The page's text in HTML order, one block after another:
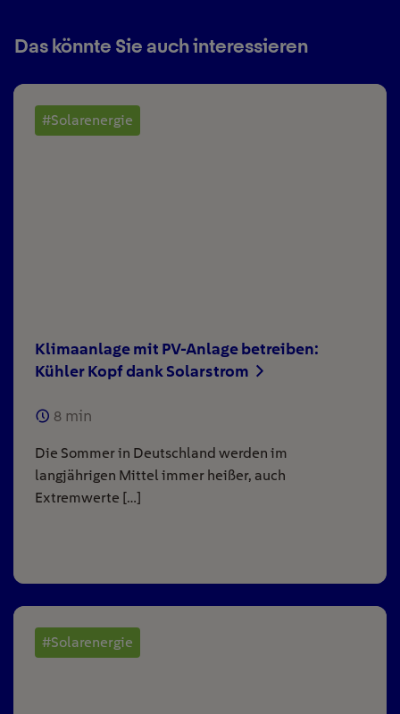
Das könnte Sie auch interessieren
#Solarenergie
Klimaanlage mit PV-Anlage betreiben:
Kühler Kopf dank Solarstrom
8 min
Die Sommer in Deutschland werden im
langjährigen Mittel immer heißer, auch
Extremwerte […]
#Solarenergie